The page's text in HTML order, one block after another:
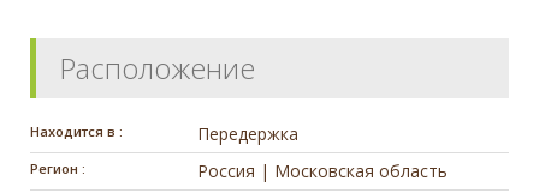
Расположение
Находится в : Передержка
Регион : Россия | Московская область